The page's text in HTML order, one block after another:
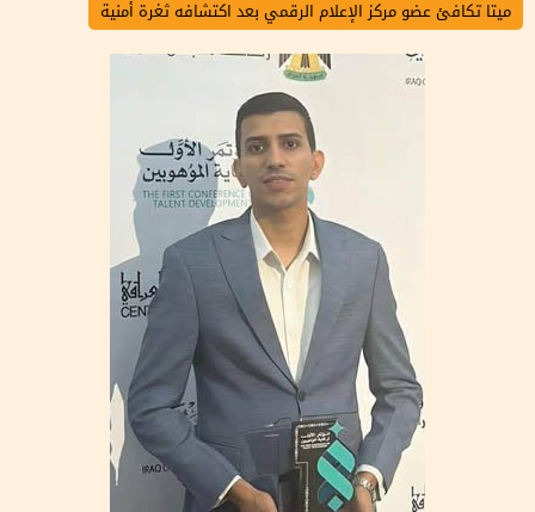
ميتا تكافئ عضو مركز الإعلام الرقمي بعد اكتشافه ثغرة أمنية